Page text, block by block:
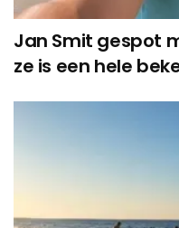
Jan Smit gespot
ze is een hele